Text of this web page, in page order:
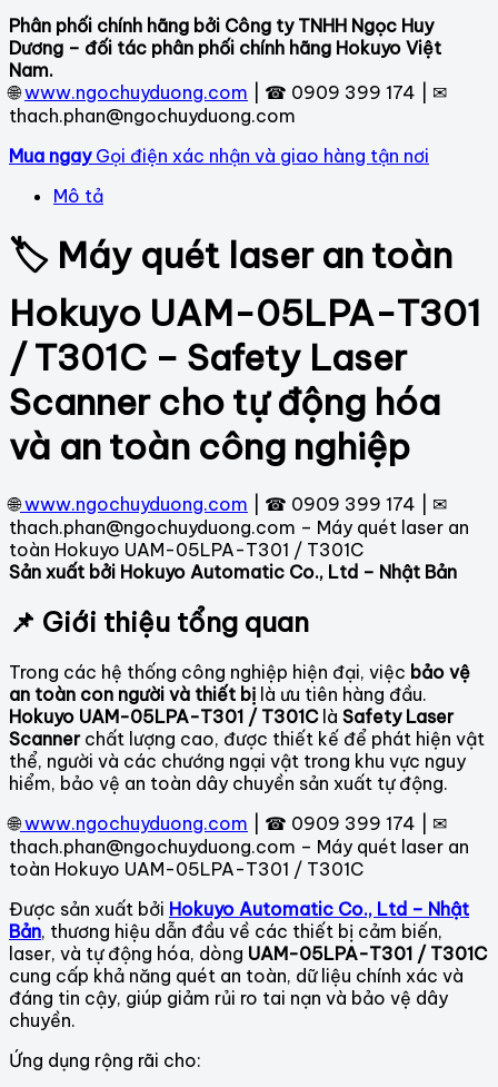
Phân phối chính hãng bởi Công ty TNHH Ngọc Huy
Dương – đối tác phân phối chính hãng Hokuyo Việt
Nam.
🌐www.ngochuyduong.com | ☎ 0909 399 174 | ✉
thach.phan@ngochuyduong.com
Mua ngay Gọi điện xác nhận và giao hàng tận nơi
Mô tả
🏷 Máy quét laser an toàn
Hokuyo UAM-05LPA-T301
/ T301C – Safety Laser
Scanner cho tự động hóa
và an toàn công nghiệp
🌐 www.ngochuyduong.com | ☎ 0909 399 174 | ✉
thach.phan@ngochuyduong.com – Máy quét laser an
toàn Hokuyo UAM-05LPA-T301 / T301C
Sản xuất bởi Hokuyo Automatic Co., Ltd – Nhật Bản
📌 Giới thiệu tổng quan
Trong các hệ thống công nghiệp hiện đại, việc bảo vệ
an toàn con người và thiết bị là ưu tiên hàng đầu.
Hokuyo UAM-05LPA-T301 / T301Clà Safety Laser
Scannerchất lượng cao, được thiết kế để phát hiện vật
thể, người và các chướng ngại vật trong khu vực nguy
hiểm, bảo vệ an toàn dây chuyền sản xuất tự động.
🌐 www.ngochuyduong.com | ☎ 0909 399 174 | ✉
thach.phan@ngochuyduong.com – Máy quét laser an
toàn Hokuyo UAM-05LPA-T301 / T301C
Được sản xuất bởi Hokuyo Automatic Co., Ltd – Nhật
Bản, thương hiệu dẫn đầu về các thiết bị cảm biến,
laser, và tự động hóa, dòng UAM-05LPA-T301 / T301C
cung cấp khả năng quét an toàn, dữ liệu chính xác và
đáng tin cậy, giúp giảm rủi ro tai nạn và bảo vệ dây
chuyền.
Ứng dụng rộng rãi cho: